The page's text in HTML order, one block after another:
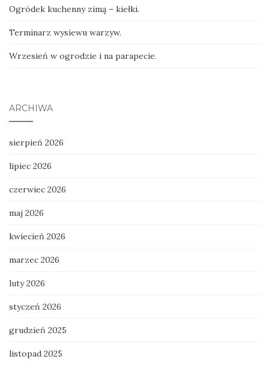
Ogródek kuchenny zimą – kiełki.
Terminarz wysiewu warzyw.
Wrzesień w ogrodzie i na parapecie.
ARCHIWA
sierpień 2026
lipiec 2026
czerwiec 2026
maj 2026
kwiecień 2026
marzec 2026
luty 2026
styczeń 2026
grudzień 2025
listopad 2025